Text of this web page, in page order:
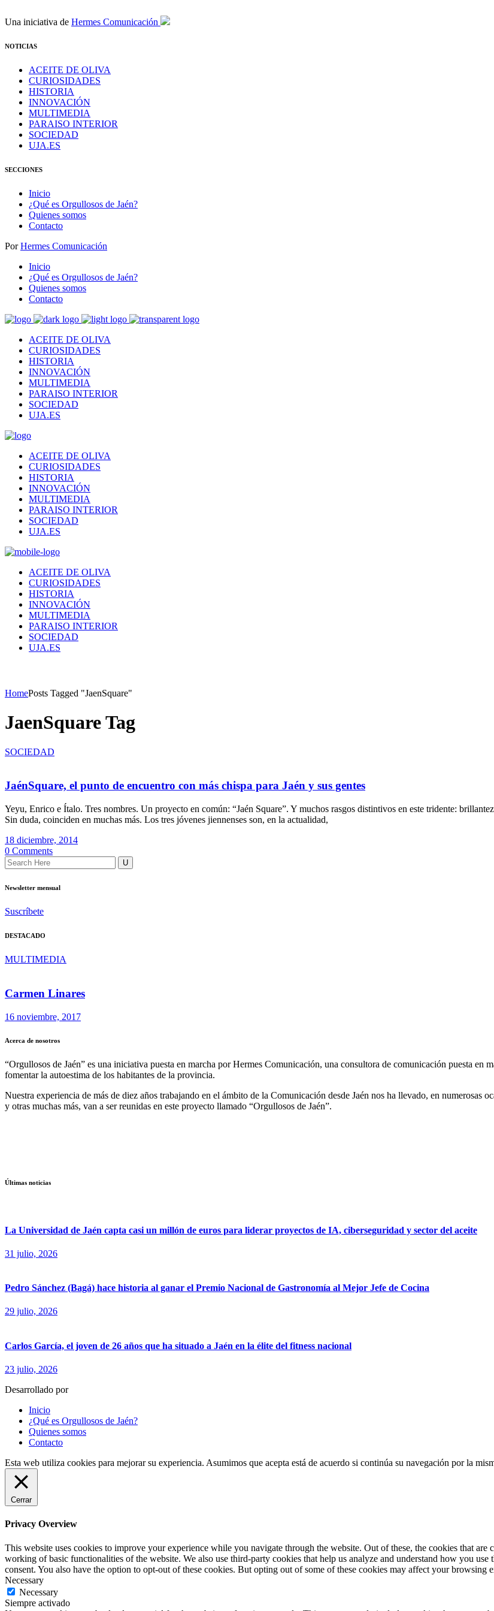
Una iniciativa de Hermes Comunicación
NOTICIAS
ACEITE DE OLIVA
CURIOSIDADES
HISTORIA
INNOVACIÓN
MULTIMEDIA
PARAISO INTERIOR
SOCIEDAD
UJA.ES
SECCIONES
Inicio
¿Qué es Orgullosos de Jaén?
Quienes somos
Contacto
PorHermes Comunicación
Inicio
¿Qué es Orgullosos de Jaén?
Quienes somos
Contacto
ACEITE DE OLIVA
CURIOSIDADES
HISTORIA
INNOVACIÓN
MULTIMEDIA
PARAISO INTERIOR
SOCIEDAD
UJA.ES
ACEITE DE OLIVA
CURIOSIDADES
HISTORIA
INNOVACIÓN
MULTIMEDIA
PARAISO INTERIOR
SOCIEDAD
UJA.ES
ACEITE DE OLIVA
CURIOSIDADES
HISTORIA
INNOVACIÓN
MULTIMEDIA
PARAISO INTERIOR
SOCIEDAD
UJA.ES
HomePosts Tagged "JaenSquare"
JaenSquare Tag
SOCIEDAD
JaénSquare, el punto de encuentro con más chispa para Jaén y sus gentes
Yeyu, Enrico e Ítalo. Tres nombres. Un proyecto en común: “Jaén Square”. Y muchos rasgos distintivos en este tridente:
Sin duda, coinciden en muchas más. Los tres jóvenes jiennenses son, en la actualidad,
18 diciembre, 2014
0 Comments
Newsletter mensual
Suscríbete
DESTACADO
MULTIMEDIA
Carmen Linares
16 noviembre, 2017
Acerca de nosotros
“Orgullosos de Jaén” es una iniciativa puesta en marcha por Hermes Comunicación, una consultora de comunicación puesta en
fomentar la autoestima de los habitantes de la provincia.
Nuestra experiencia de más de diez años trabajando en el ámbito de la Comunicación desde Jaén nos ha llevado, en numerosas
y otras muchas más, van a ser reunidas en este proyecto llamado “Orgullosos de Jaén”.
Últimas noticias
La Universidad de Jaén capta casi un millón de euros para liderar proyectos de IA, ciberseguridad y sector del aceite
31 julio, 2026
Pedro Sánchez (Bagá) hace historia al ganar el Premio Nacional de Gastronomía al Mejor Jefe de Cocina
29 julio, 2026
Carlos García, el joven de 26 años que ha situado a Jaén en la élite del fitness nacional
23 julio, 2026
Desarrollado por
Inicio
¿Qué es Orgullosos de Jaén?
Quienes somos
Contacto
Esta web utiliza cookies para mejorar su experiencia. Asumimos que acepta está de acuerdo si continúa su navegación por la
Cerrar
Privacy Overview
This website uses cookies to improve your experience while you navigate through the website. Out of these, the cookies that are
working of basic functionalities of the website. We also use third-party cookies that help us analyze and understand how you
consent. You also have the option to opt-out of these cookies. But opting out of some of these cookies may affect your browsing
Necessary
Necessary
Siempre activado